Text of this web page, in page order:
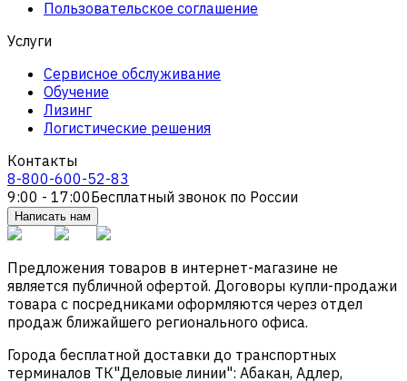
Пользовательское соглашение
Услуги
Сервисное обслуживание
Обучение
Лизинг
Логистические решения
Контакты
8-800-600-52-83
9:00 - 17:00Бесплатный звонок по России
Написать нам
Предложения товаров в интернет-магазине не
является публичной офертой. Договоры купли-продажи
товара с посредниками оформляются через отдел
продаж ближайшего регионального офиса.
Города бесплатной доставки до транспортных
терминалов ТК"Деловые линии": Абакан, Адлер,